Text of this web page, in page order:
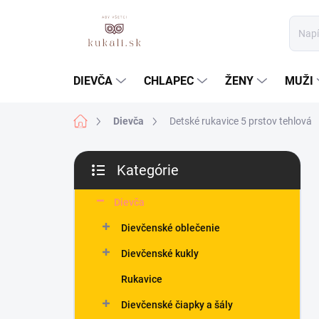
DIEVČA CHLAPEC ŽENY MUŽI
DomovDievča Detské rukavice 5 prstov tehlová
B
č
kategórie
Kategórie
Dievča
Dievčenské oblečenie
Dievčenské kukly
Rukavice
Dievčenské čiapky a šály